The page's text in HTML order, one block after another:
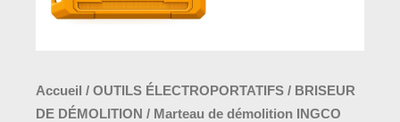
Accueil / OUTILS ÉLECTROPORTATIFS / BRISEUR
DE DÉMOLITION / Marteau de démolition INGCO